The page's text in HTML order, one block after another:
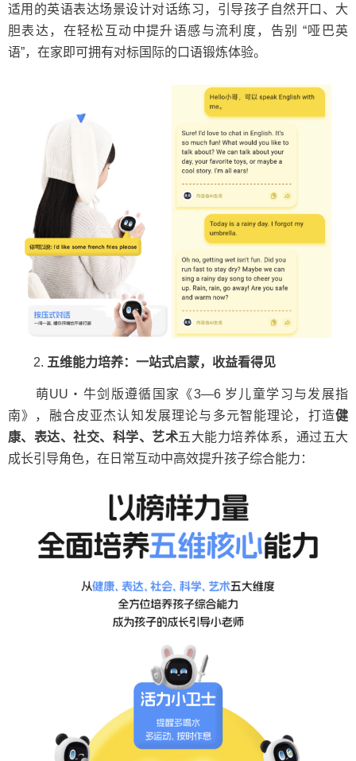
适用的英语表达场景设计对话练习，引导孩子自然开口、大
胆表达，在轻松互动中提升语感与流利度，告别 “哑巴英
语”，在家即可拥有对标国际的口语锻炼体验。
2. 五维能力培养：一站式启蒙，收益看得见
萌UU・牛剑版遵循国家《3—6 岁儿童学习与发展指
南》，融合皮亚杰认知发展理论与多元智能理论，打造健
康、表达、社交、科学、艺术五大能力培养体系，通过五大
成长引导角色，在日常互动中高效提升孩子综合能力：